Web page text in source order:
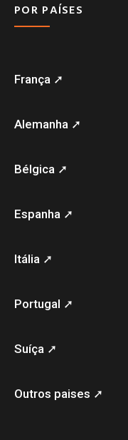
POR PAÍSES
França ➚
Alemanha ➚
Bélgica ➚
Espanha ➚
Itália ➚
Portugal ➚
Suíça ➚
Outros paises ➚